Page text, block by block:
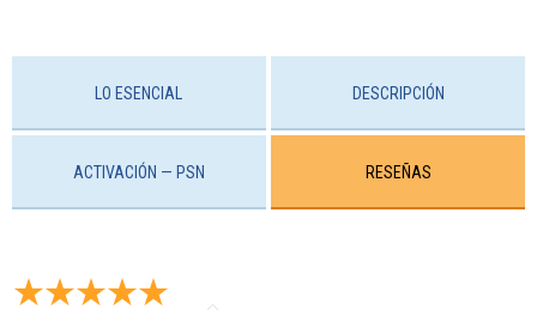
LO ESENCIAL DESCRIPCIÓN
ACTIVACIÓN — PSN RESEÑAS